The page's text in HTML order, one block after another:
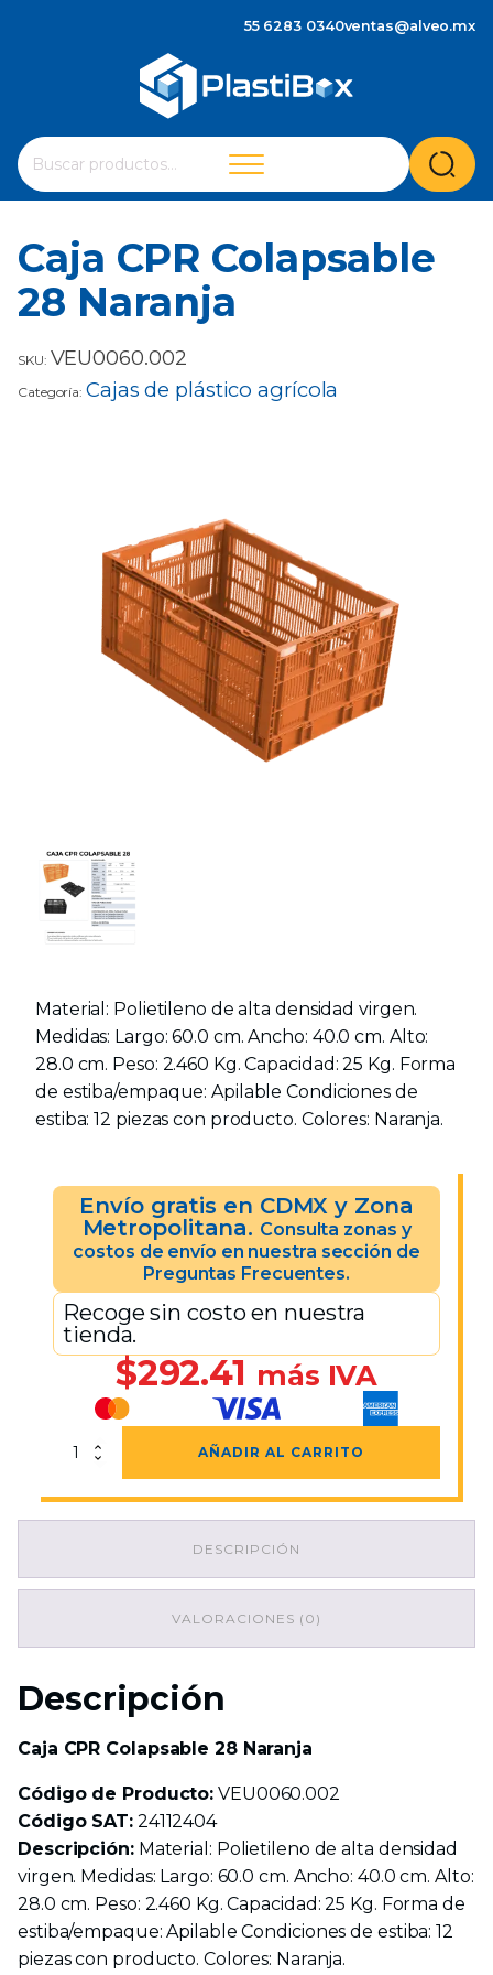
55 6283 0340ventas@alveo.mx
Buscar
por:
Cuando hay resultados autocompletados, puedes
Caja CPR Colapsable
28 Naranja
SKU: VEU0060.002
Categoría: Cajas de plástico agrícola
Material: Polietileno de alta densidad virgen.
Medidas: Largo: 60.0 cm. Ancho: 40.0 cm. Alto:
28.0 cm. Peso: 2.460 Kg. Capacidad: 25 Kg. Forma
de estiba/empaque: Apilable Condiciones de
estiba: 12 piezas con producto. Colores: Naranja.
Envío gratis en CDMX y Zona
Metropolitana. Consulta zonas y
costos de envío en nuestra sección de
Preguntas Frecuentes.
Recoge sin costo en nuestra
tienda.
$292.41 más IVA
Caja
28
AÑADIR AL CARRITO
DESCRIPCIÓN
VALORACIONES (0)
Descripción
Caja CPR Colapsable 28 Naranja
Código de Producto: VEU0060.002
Código SAT:24112404
Descripción:Material: Polietileno de alta densidad
virgen. Medidas: Largo: 60.0 cm. Ancho: 40.0 cm. Alto:
28.0 cm. Peso: 2.460 Kg. Capacidad: 25 Kg. Forma de
estiba/empaque: Apilable Condiciones de estiba: 12
piezas con producto. Colores: Naranja.